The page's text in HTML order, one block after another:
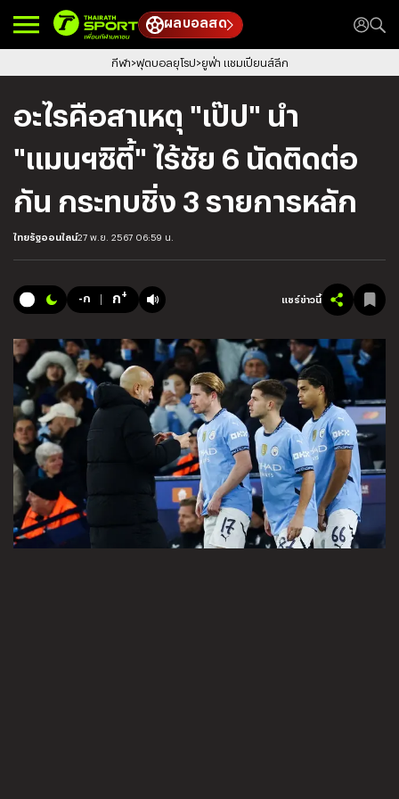
ผลบอลสด
กีฬา ฟุตบอลยุโรป ยูฟ่า แชมเปียนส์ลีก
อะไรคือสาเหตุ "เป๊ป" นำ
"แมนฯซิตี้" ไร้ชัย 6 นัดติดต่อ
กัน กระทบชิ่ง 3 รายการหลัก
ไทยรัฐออนไลน์27 พ.ย. 2567 06:59 น.
-ก ก+ แชร์ข่าวนี้